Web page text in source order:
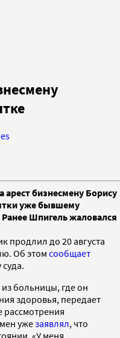
арест бизнесмену Борису
уже бывшему
Шпигель жаловался
продлил до 20 августа
Об этом сообщает
больницы, где он
здоровья, передает
рассмотрения
ужезаявлял, что
«У меня